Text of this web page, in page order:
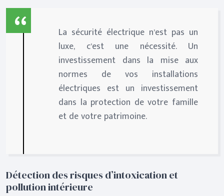
La sécurité électrique n’est pas un
luxe, c’est une nécessité. Un
investissement dans la mise aux
normes de vos installations
électriques est un investissement
dans la protection de votre famille
et de votre patrimoine.
Détection des risques d’intoxication et
pollution intérieure